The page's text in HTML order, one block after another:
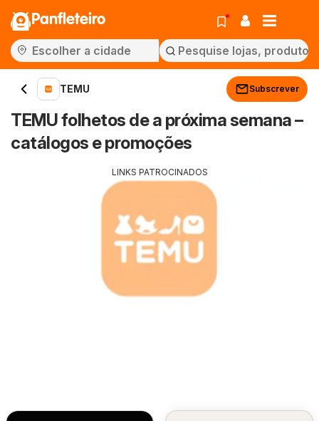
Panfleteiro
TEMU Subscrever
TEMU folhetos de a próxima semana –
catálogos e promoções
LINKS PATROCINADOS